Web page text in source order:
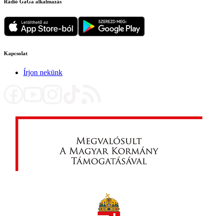
Rádió GaGa alkalmazás
Kapcsolat
Írjon nekünk